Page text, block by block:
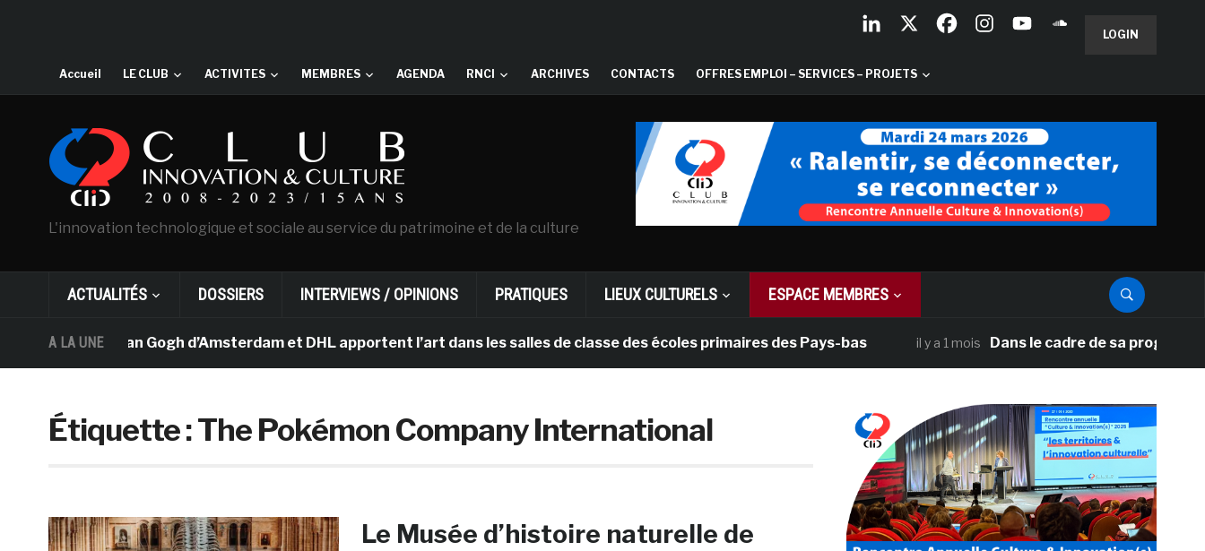
LOGIN
Accueil LE CLUB ACTIVITES MEMBRES AGENDA RNCI ARCHIVES CONTACTS OFFRES EMPLOI – SERVICES – PROJETS
L'innovation technologique et sociale au service du patrimoine et de la culture
ACTUALITÉS DOSSIERS INTERVIEWS / OPINIONS PRATIQUES LIEUX CULTURELS ESPACE MEMBRES
A LA UNE
musée Van Gogh d’Amsterdam et DHL apportent l’art dans les salles de classe des écoles primaires des Pays-bas il y a 1 mois Dans le cadre de sa
Étiquette :The Pokémon Company International
Le Musée d’histoire naturelle de